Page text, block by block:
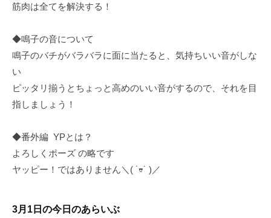
筋肉は全てを解決する！
◆鳴子の音について
鳴子のバチがバラバラに面に当たると、気持ちいい音がしな
い
ピッタリ揃うとちょっと高めのいい音がするので、それを目
指しましょう！
◆番外編 YPとは？
よろしくポーズ の略です
ヤッピー！ではありません＼( ˙ᢦ˙ )／
3月1日の今日のあらいぶ